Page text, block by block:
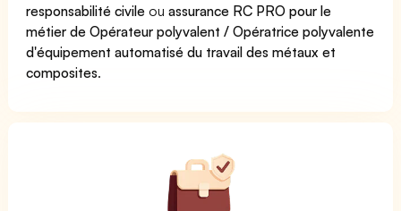
responsabilité civile ouassurance RC PRO pour le
métier de Opérateur polyvalent / Opératrice polyvalente
d'équipement automatisé du travail des métaux et
composites.